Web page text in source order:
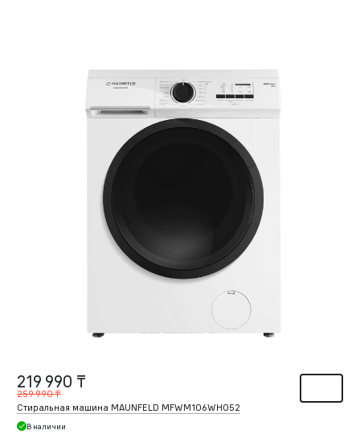
219 990 ₸
259 990 ₸
Стиральная машина MAUNFELD MFWM106WH052
В наличии